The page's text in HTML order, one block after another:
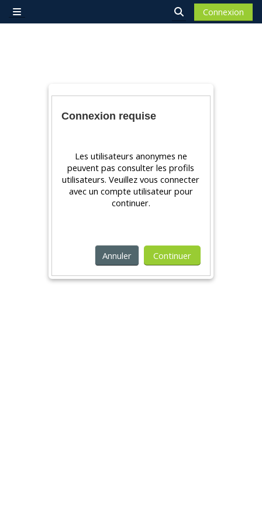
Passer au contenu principal
Panneau latéral
Activer/désactiver
Connexion
Connexion requise
Les utilisateurs anonymes ne
peuvent pas consulter les profils
utilisateurs. Veuillez vous connecter
avec un compte utilisateur pour
continuer.
Annuler Continuer